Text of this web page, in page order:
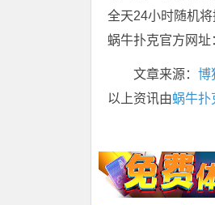
全天24小时随机
蜗牛扑克官方网址
文章来源： 博
以上资讯由蜗牛扑